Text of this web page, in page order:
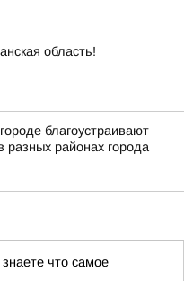
область!
благоустраивают
разных районах города
что самое